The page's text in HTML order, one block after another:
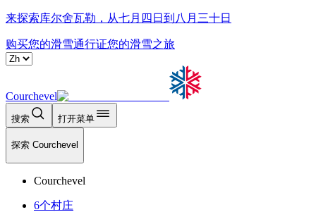
来探索库尔舍瓦勒，从七月四日到八月三十日
购买您的滑雪通行证您的滑雪之旅
Courchevel
搜索 打开菜单
探索 Courchevel
Courchevel
6个村庄